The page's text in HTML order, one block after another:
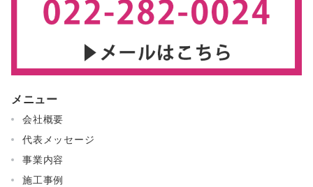
メニュー
会社概要
代表メッセージ
事業内容
施工事例